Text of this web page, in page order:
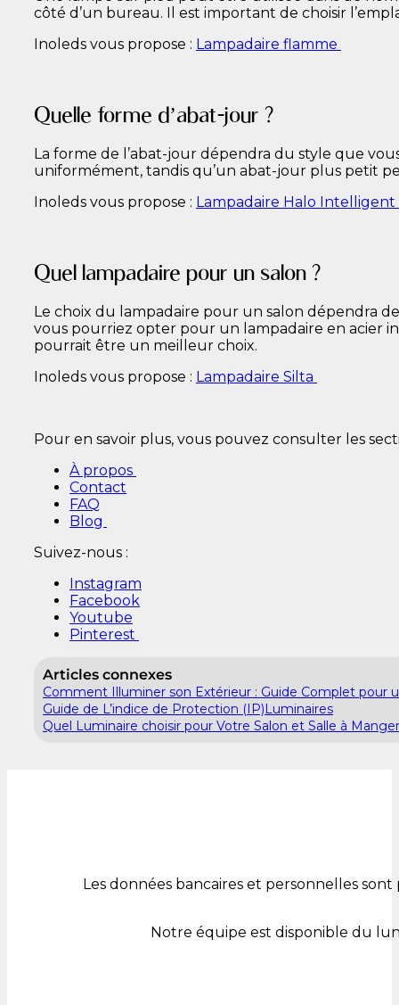
côté d’un bureau. Il est important de choisir
Inoleds vous propose : Lampadaire flamme
Quelle forme d’abat-jour ?
La forme de l’abat-jour dépendra du style que
uniformément, tandis qu’un abat-jour plus petit
Inoleds vous propose : Lampadaire Halo
Quel lampadaire pour un salon ?
Le choix du lampadaire pour un salon dépendra
vous pourriez opter pour un lampadaire en acier
pourrait être un meilleur choix.
Inoleds vous propose : Lampadaire Silta
Pour en savoir plus, vous pouvez consulter les
À propos
Contact
FAQ
Blog
Suivez-nous :
Instagram
Facebook
Youtube
Pinterest
Articles connexes
Comment Illuminer son Extérieur : Guide Complet pour
Guide de L’indice de Protection (IP)Luminaires
Quel Luminaire choisir pour Votre Salon et Salle à
Les données bancaires et personnelles sont
Notre équipe est disponible du